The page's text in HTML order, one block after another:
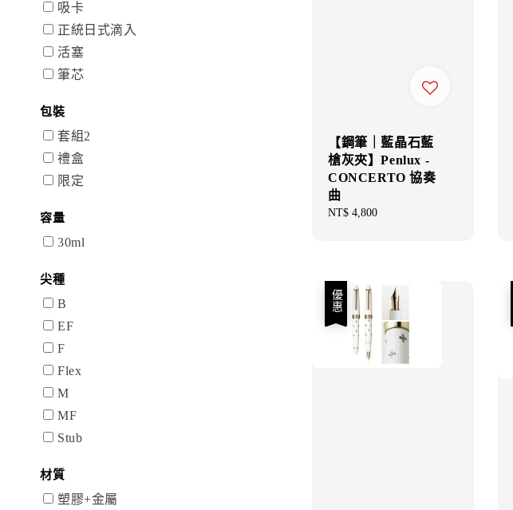
吸卡
正統日式滴入
活塞
筆芯
包裝
套組2
禮盒
限定
容量
30ml
尖種
B
EF
F
Flex
M
MF
Stub
材質
塑膠+金屬
【鋼筆｜藍晶石藍
槍灰夾】Penlux -
CONCERTO 協奏
曲
Regular
NT$ 4,800
優惠